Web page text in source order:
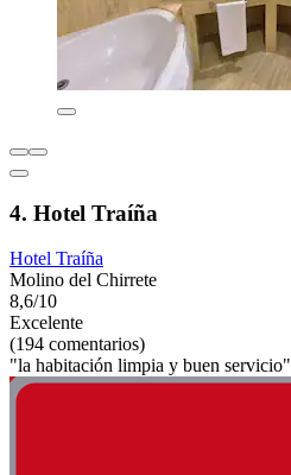
4. Hotel Traíña
Hotel Traíña
Molino del Chirrete
8,6/10
Excelente
(194 comentarios)
"la habitación limpia y buen servicio"